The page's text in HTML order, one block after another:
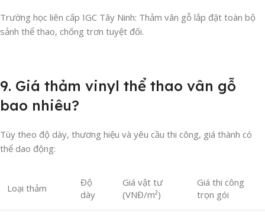
Trường học liên cấp IGC Tây Ninh: Thảm vân gỗ lắp đặt toàn bộ
sảnh thể thao, chống trơn tuyệt đối.
9. Giá thảm vinyl thể thao vân gỗ
bao nhiêu?
Tùy theo độ dày, thương hiệu và yêu cầu thi công, giá thành có
thể dao động:
Loại thảm
Độ
dày
Giá vật tư
(VNĐ/m²)
Giá thi công
trọn gói